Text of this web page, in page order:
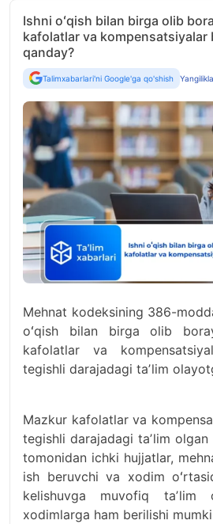
Ishni oʻqish bilan birga olib
kafolatlar va kompensatsiyalar
qanday?
Talimxabarlari'ni Google'ga qo'shish
Mehnat kodeksining 386-
oʻqish bilan birga olib
kafolatlar va
tegishli darajadagi taʼlim
Mazkur kafolatlar va
tegishli darajadagi taʼlim
tomonidan ichki hujjatlar,
ish beruvchi va xodim
kelishuvga muvofiq taʼlim
xodimlarga ham berilishi